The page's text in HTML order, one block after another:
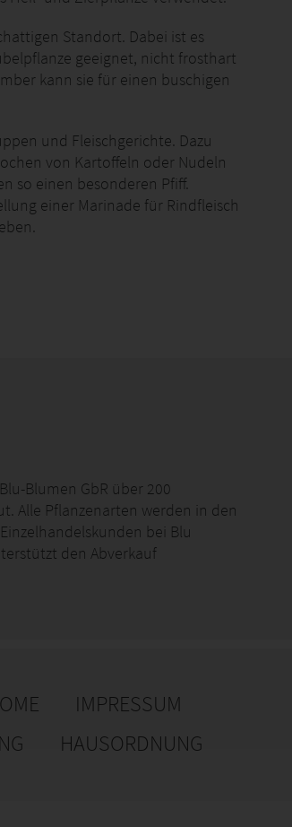
Standort. Dabei ist es
geeignet, nicht frosthart
kann sie für einen buschigen
und Fleischgerichte. Dazu
von Kartoffeln oder Nudeln
so einen besonderen Pfiff.
einer Marinade für Rindfleisch
Blumen GbR über 200
Alle Pflanzenarten werden in den
bei Blu
den Abverkauf
IMPRESSUM
HAUSORDNUNG